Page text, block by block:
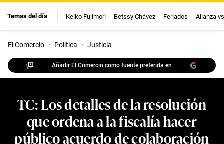
Temas del día Keiko Fujimori Betssy Chávez Feriados Alianza
El Comercio · Politica · Justicia
Añadir El Comercio como fuente preferida en
TC: Los detalles de la resolución
que ordena a la fiscalía hacer
público acuerdo de colaboración